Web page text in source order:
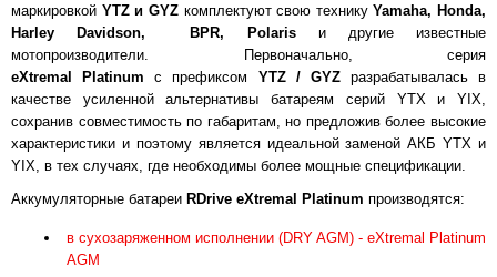
маркировкой YTZ и GYZкомплектуют свою техникуYamaha, Honda,
Harley Davidson, BPR, Polarisи другие известные
мотопроизводители. Первоначально, серия
eXtremal Platinum спрефиксом YTZ / GYZ разрабатывалась в
качестве усиленной альтернативы батареям серий YTX и YIX,
сохранив совместимость по габаритам, но предложив более высокие
характеристики и поэтому является идеальной заменой АКБ YTX и
YIX, в тех случаях, где необходимы более мощные спецификации.
Аккумуляторные батареи RDrive eXtremal Platinum производятся:
в сухозаряженном исполнении (DRY AGM) - eXtremal Platinum
AGM